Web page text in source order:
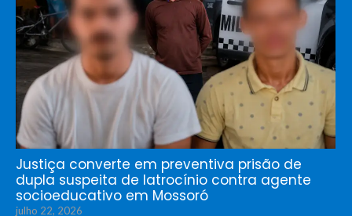
Justiça converte em preventiva prisão de
dupla suspeita de latrocínio contra agente
socioeducativo em Mossoró
julho 22, 2026